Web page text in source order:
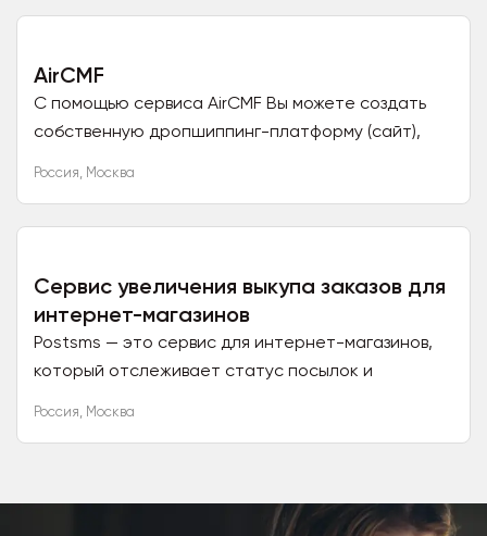
AirCMF
С помощью сервиса AirCMF Вы можете создать
собственную дропшиппинг-платформу (сайт),
Россия, Москва
Сервис увеличения выкупа заказов для
интернет-магазинов
Postsms — это сервис для интернет-магазинов,
который отслеживает статус посылок и
Россия, Москва